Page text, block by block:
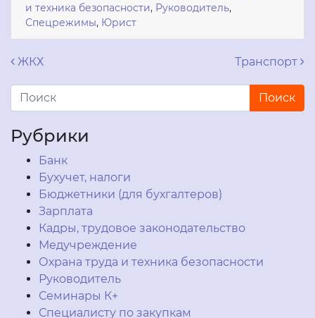
и техника безопасности, Руководитель,
Спецрежимы, Юрист
Навигация по записям
ЖКХ Транспорт
Рубрики
Банк
Бухучет, налоги
Бюджетники (для бухгалтеров)
Зарплата
Кадры, трудовое законодательство
Медучреждение
Охрана труда и техника безопасности
Руководитель
Семинары К+
Специалисту по закупкам